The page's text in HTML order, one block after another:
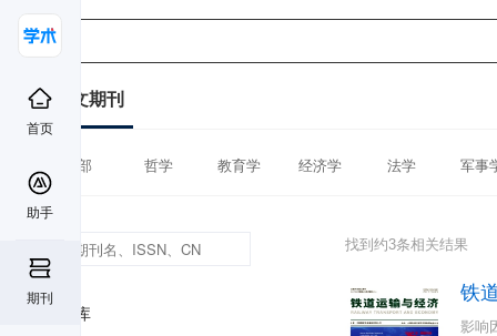
首页
助手
期刊
中文期刊
全部 哲学 教育学 经济学 法学 军事
数据库
找到约3条相关结果
铁
影响